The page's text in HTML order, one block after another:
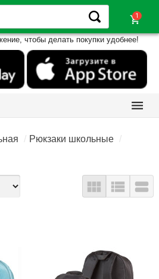
shopping_cart
чтобы делать покупки удобнее!

Рюкзаки школьные
  